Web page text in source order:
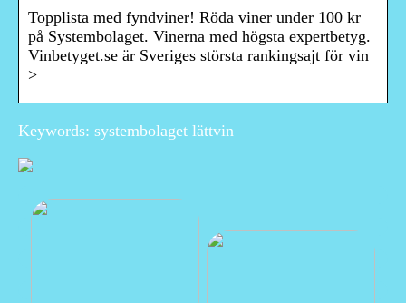
Topplista med fyndviner! Röda viner under 100 kr
på Systembolaget. Vinerna med högsta expertbetyg.
Vinbetyget.se är Sveriges största rankingsajt för vin
>
Keywords: systembolaget lättvin